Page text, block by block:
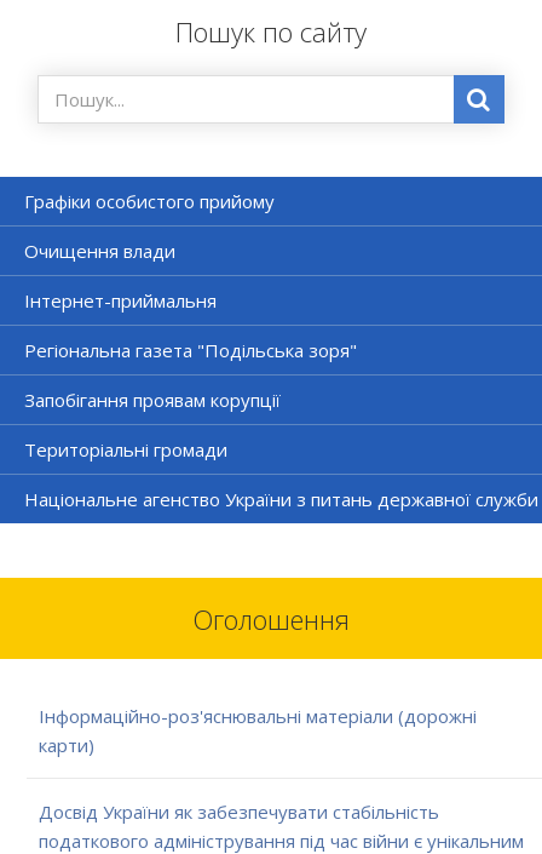
Пошук по сайту
Графіки особистого прийому
Очищення влади
Інтернет-приймальня
Регіональна газета "Подільська зоря"
Запобігання проявам корупції
Територіальні громади
Національне агенство України з питань державної служби
Оголошення
Інформаційно-роз'яснювальні матеріали (дорожні
карти)
Досвід України як забезпечувати стабільність
податкового адміністрування під час війни є унікальним